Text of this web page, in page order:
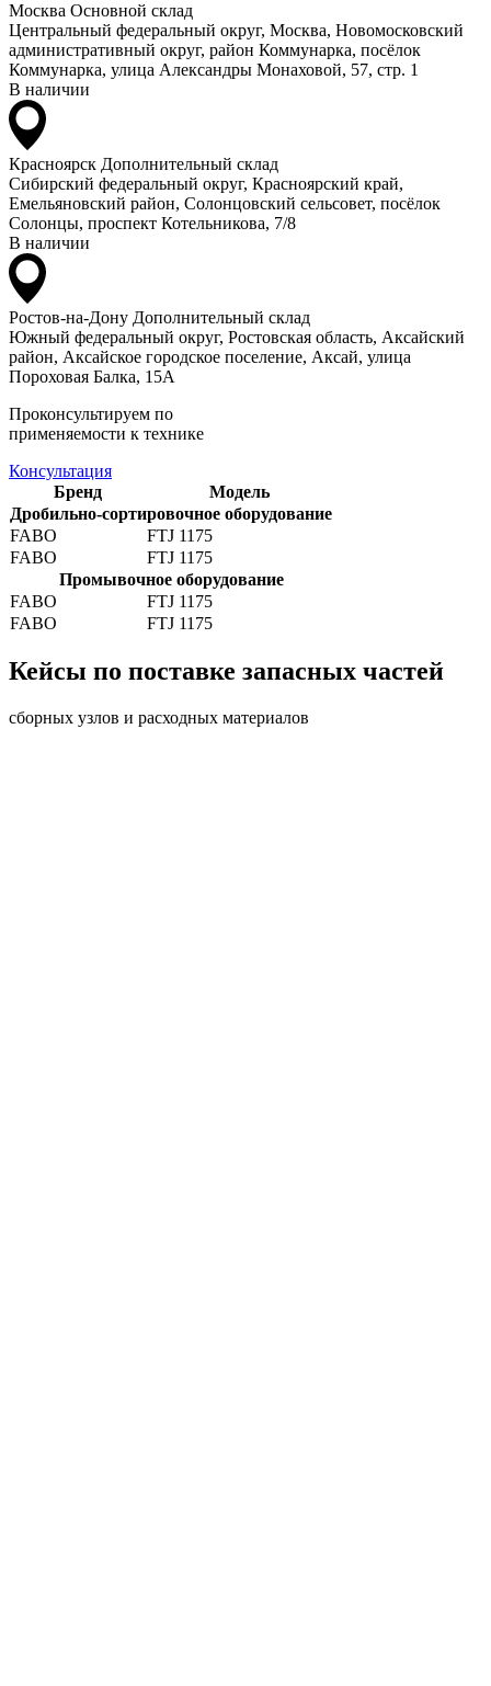
Москва Основной склад
Центральный федеральный округ, Москва, Новомосковский
административный округ, район Коммунарка, посёлок
Коммунарка, улица Александры Монаховой, 57, стр. 1
В наличии
Красноярск Дополнительный склад
Сибирский федеральный округ, Красноярский край,
Емельяновский район, Солонцовский сельсовет, посёлок
Солонцы, проспект Котельникова, 7/8
В наличии
Ростов-на-Дону Дополнительный склад
Южный федеральный округ, Ростовская область, Аксайский
район, Аксайское городское поселение, Аксай, улица
Пороховая Балка, 15А
Проконсультируем по
применяемости к технике
Консультация
Бренд
Модель
Дробильно-сортировочное оборудование
FABO
FTJ 1175
FABO
FTJ 1175
Промывочное оборудование
FABO
FTJ 1175
FABO
FTJ 1175
Кейсы по поставке запасных частей
сборных узлов и расходных материалов